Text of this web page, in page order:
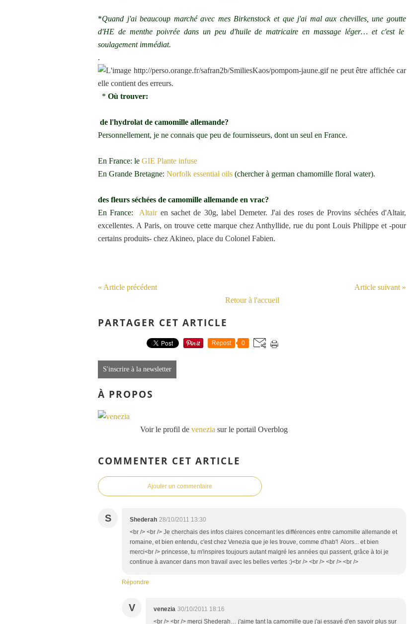
*Quand j'ai beaucoup marché avec mes Birkenstock et que j'ai mal aux chevilles, une goutte
d'HE de menthe poivrée dans un peu d'huile de matricaire en massage léger… et c'est le
soulagement immédiat.
.
* Où trouver:
de l'hydrolat de camomille allemande?
Personnellement, je ne connais que peu de fournisseurs, dont un seul en France.
En France: le GIE Plante infuse
En Grande Bretagne: Norfolk essential oils (chercher à german chamomille floral water).
des fleurs séchées de camomille allemande en vrac?
En France: Altair en sachet de 30g, label Demeter. J'ai des roses de Provins séchées d'Altair,
excellentes. A Paris, on trouve cette marque chez Anthyllide, rue du pont Louis Philippe et -pour
certains produits- chez Akineo, place du Colonel Fabien.
« Article précédent
Article suivant »
Retour à l'accueil
PARTAGER CET ARTICLE
Repost 0
S'inscrire à la newsletter
À PROPOS
Voir le profil de venezia sur le portail Overblog
COMMENTER CET ARTICLE
Ajouter un commentaire
S Shederah 28/10/2011 13:30
<br /> <br /> Je cherchais des infos claires concernant les différences entre camomille allemande et
romaine, et bien entendu, c'est chez Venezia que je les trouve, comme d'hab'! Alors... et bien
merci<br /> princesse, tu m'inspires toujours autant malgré les années qui passent, grâce à toi je
continue à avancer dans mon travail avec les belles vertes :)<br /> <br /> <br /> <br />
Répondre
V venezia 30/10/2011 18:16
<br /> <br /> merci Shederah… j'aime tant la camomille que j'ai essayé d'en savoir plus sur